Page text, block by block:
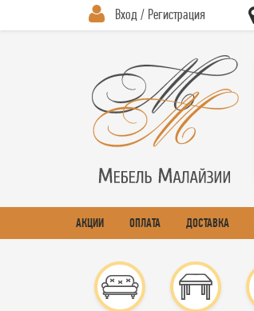
Вход / Регистрация
АКЦИИ ОПЛАТА ДОСТАВКА